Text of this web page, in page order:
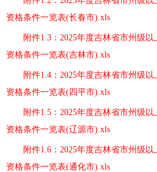
资格条件一览表(长春市).xls
附件1.3：2025年度吉林省市州级以
资格条件一览表(吉林市).xls
附件1.4：2025年度吉林省市州级以
资格条件一览表(四平市).xls
附件1.5：2025年度吉林省市州级以
资格条件一览表(辽源市).xls
附件1.6：2025年度吉林省市州级以
资格条件一览表(通化市).xls